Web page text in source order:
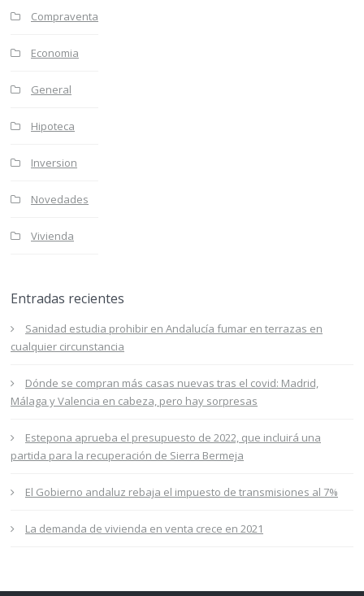
Compraventa
Economia
General
Hipoteca
Inversion
Novedades
Vivienda
Entradas recientes
Sanidad estudia prohibir en Andalucía fumar en terrazas en
cualquier circunstancia
Dónde se compran más casas nuevas tras el covid: Madrid,
Málaga y Valencia en cabeza, pero hay sorpresas
Estepona aprueba el presupuesto de 2022, que incluirá una
partida para la recuperación de Sierra Bermeja
El Gobierno andaluz rebaja el impuesto de transmisiones al 7%
La demanda de vivienda en venta crece en 2021